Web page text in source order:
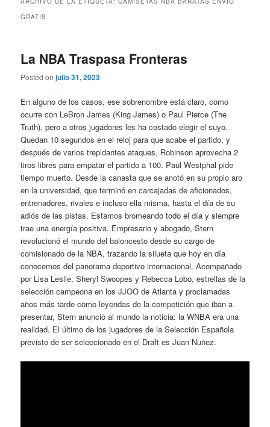
GRATIS
La NBA Traspasa Fronteras
Posted onjulio 31, 2023
En alguno de los casos, ese sobrenombre está claro, como
ocurre con LeBron James (King James) o Paul Pierce (The
Truth), pero a otros jugadores les ha costado elegir el suyo.
Quedan 10 segundos en el reloj para que acabe el partido, y
después de varios trepidantes ataques, Robinson aprovecha 2
tiros libres para empatar el partido a 100. Paul Westphal pide
tiempo muerto. Desde la canasta que se anotó en su propio aro
en la universidad, que terminó en carcajadas de aficionados,
entrenadores, rivales e incluso ella misma, hasta el día de su
adiós de las pistas. Estamos bromeando todo el día y siempre
trae una energía positiva. Empresario y abogado, Stern
revolucionó el mundo del baloncesto desde su cargo de
comisionado de la NBA, trazando la silueta que hoy en día
conocemos del panorama deportivo internacional. Acompañado
por Lisa Leslie, Sheryl Swoopes y Rebecca Lobo, estrellas de la
selección campeona en los JJOO de Atlanta y proclamadas
años más tarde como leyendas de la competición que iban a
presentar, Stern anunció al mundo la noticia: la WNBA era una
realidad. El último de los jugadores de la Selección Española
previsto de ser seleccionado en el Draft es Juan Nuñez.